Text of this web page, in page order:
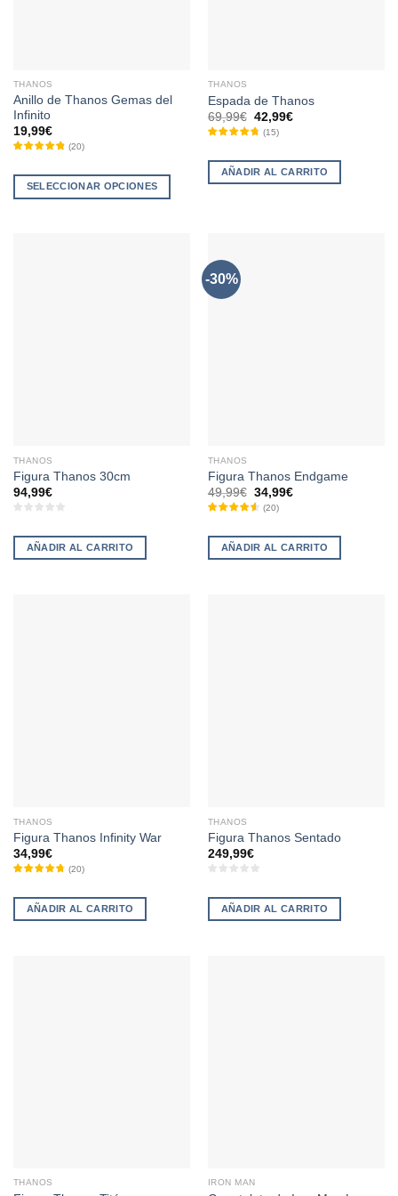
THANOS
Anillo de Thanos Gemas del
Infinito
19,99€
(20)
SELECCIONAR OPCIONES
producto
THANOS
Espada de Thanos
69,99€ El
precio
original
69,99€.
42,99€El
42,99€.
(15)
AÑADIR AL CARRITO
THANOS
Figura Thanos 30cm
94,99€
AÑADIR AL CARRITO
-30%
THANOS
Figura Thanos Endgame
49,99€ El
precio
original
49,99€.
34,99€El
34,99€.
(20)
AÑADIR AL CARRITO
THANOS
Figura Thanos Infinity War
34,99€
(20)
AÑADIR AL CARRITO
THANOS
Figura Thanos Sentado
249,99€
AÑADIR AL CARRITO
THANOS IRON MAN